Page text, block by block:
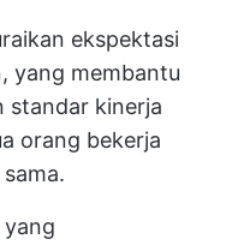
ekspektasi
yang membantu
standar kinerja
orang bekerja
yang